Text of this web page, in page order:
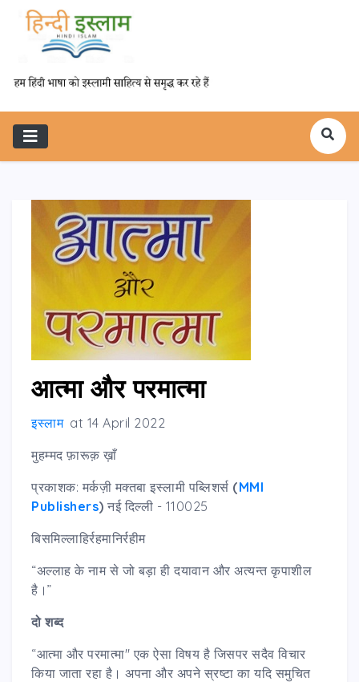
आत्मा और परमात्मा
इस्लाम at 14 April 2022
मुहम्मद फ़ारूक़ ख़ाँ
प्रकाशक: मर्कज़ी मक्तबा इस्लामी पब्लिशर्स (MMI
Publishers) नई दिल्ली - 110025
बिसमिल्लाहिर्रहमानिर्रहीम
“अल्लाह के नाम से जो बड़ा ही दयावान और अत्यन्त कृपाशील
है।”
दो शब्द
“आत्मा और परमात्मा" एक ऐसा विषय है जिसपर सदैव विचार
किया जाता रहा है। अपना और अपने स्रष्टा का यदि समुचित